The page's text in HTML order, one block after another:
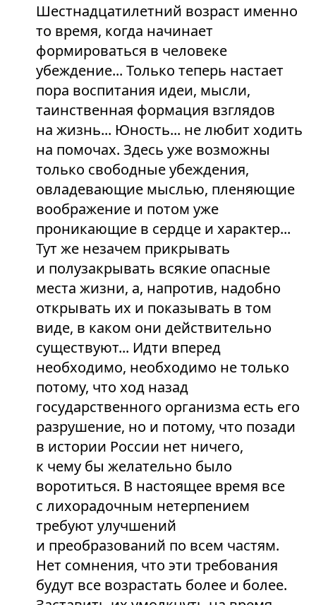
Шестнадцатилетний возраст именно
то время, когда начинает
формироваться в человеке
убеждение... Только теперь настает
пора воспитания идеи, мысли,
таинственная формация взглядов
на жизнь... Юность... не любит ходить
на помочах. Здесь уже возможны
только свободные убеждения,
овладевающие мыслью, пленяющие
воображение и потом уже
проникающие в сердце и характер...
Тут же незачем прикрывать
и полузакрывать всякие опасные
места жизни, а, напротив, надобно
открывать их и показывать в том
виде, в каком они действительно
существуют... Идти вперед
необходимо, необходимо не только
потому, что ход назад
государственного организма есть его
разрушение, но и потому, что позади
в истории России нет ничего,
к чему бы желательно было
воротиться. В настоящее время все
с лихорадочным нетерпением
требуют улучшений
и преобразований по всем частям.
Нет сомнения, что эти требования
будут все возрастать более и более.